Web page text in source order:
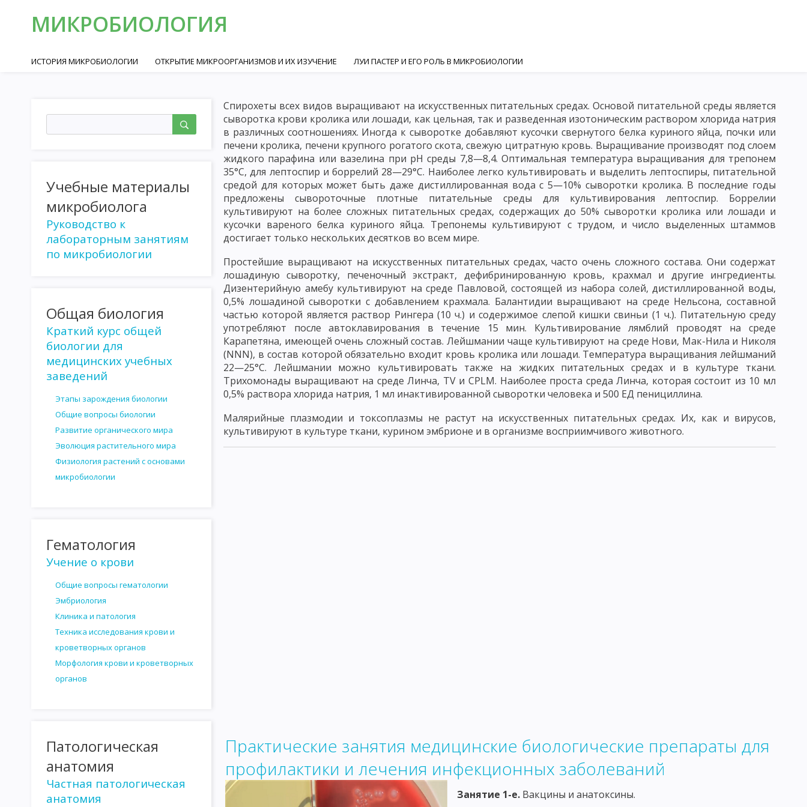
МИКРОБИОЛОГИЯ
ИСТОРИЯ МИКРОБИОЛОГИИ ОТКРЫТИЕ МИКРООРГАНИЗМОВ И ИХ ИЗУЧЕНИЕ ЛУИ ПАСТЕР И ЕГО РОЛЬ В МИКРОБИОЛОГИИ
МИКРОБИОЛОГИЯ В БОРЬБЕ С ИНФЕКЦИОННЫМИ ЗАБОЛЕВАНИЯМИ СИСТЕМАТИКА И КЛАССИФИКАЦИЯ МИКРООРГАНИЗМОВ МОРФОЛОГИЯ МИКРООРГАНИЗМОВ БАКТЕРИИ
МИКОПЛАЗМЫ СПИРОХЕТЫ РИККЕТСИИ ВИРУСЫ АКТИНОМИЦЕТЫ ГРИБЫ ПРОСТЕЙШИЕ МЕТОДЫ МИКРОСКОПИЧЕСКОГО ИССЛЕДОВАНИЯ МИКРОБОВ
МИКРОСКОПИЯ В ТЕМНОМ ПОЛЕ ФАЗО-КОНТРАСТНАЯ МИКРОСКОПИЯ ЛЮМИНЕСЦЕНТНАЯ МИКРОСКОПИЯ ЭЛЕКТРОННАЯ МИКРОСКОПИЯ
ФИЗИОЛОГИЯ МИКРООРГАНИЗМОВ ХИМИЧЕСКИЙ СОСТАВ МИКРООРГАНИЗМОВ ПИТАНИЕ И МЕТАБОЛИЗМ МИКРООРГАНИЗМОВ ФЕРМЕНТЫ
ДЫХАНИЕ ИЛИ БИОЛОГИЧЕСКОЕ ОКИСЛЕНИЕ ПИГМЕНТЫ БАКТЕРИЙ И АРОМАТИЧЕСКИЕ ВЕЩЕСТВА РОСТ И РАЗМНОЖЕНИЕ МИКРООРГАНИЗМОВ
КУЛЬТИВИРОВАНИЕ МИКРООРГАНИЗМОВ КУЛЬТИВИРОВАНИЕ БАКТЕРИЙ МЕТОДЫ КУЛЬТИВИРОВАНИЯ АНАЭРОБОВ
МЕТОД КУЛЬТИВИРОВАНИЯ И ПОЛУЧЕНИЯ ЧИСТЫХ КУЛЬТУР АЭРОБОВ
КУЛЬТИВИРОВАНИЕ РИККЕТСКИЙ И ВИРУСОВ МИКРОБИОЛОГИЧЕСКАЯ ЛАБОРАТОРИЯ
РАСПОСТРАНЕНИЕ МИКРООРГАНИЗМОВ В ПРИРОДЕ МИКРОФЛОРА ПОЧВЫ МИКРОФЛОРА ВОДЫ МИКРОФЛОРА ВОЗДУХА НОРМАЛЬНАЯ МИКРОФЛОРА ЧЕЛОВЕКА
РОЛЬ МИКРООРГАНИЗМОВ В КРУГОВОРОТЕ ВЕЩЕСТВ В ПРИРОДЕ КРУГОВОРОТ УГЛЕРОДА В ПРИРОДЕ КРУГОВОРОТ АЗОТА В ПРИРОДЕ КРУГОВОРОТ СЕРЫ, ФОСФОРА И ЖЕЛЕЗА
ВЛИЯНИЕ ФАКТОРОВ ВНЕШНЕЙ СРЕДЫ НА МИКРООРГАНИЗМЫ ДЕЙСТВИЕ ФИЗИЧЕСКИХ ФАКТОРОВ ДЕЙСТВИЕ ХИМИЧЕСКИХ ФАКТОРОВ ДЕЙСТВИЕ БИОЛОГИЧЕСКИХ ФАКТОРОВ
СТЕРИЛИЗАЦИЯ И ДЕЗИНФЕКЦИЯ АНТАГОНИЗМ МИКРОБОВ И АНТИБИОТИКИ ВАЖНЕЙШИЕ АНТИБИОТИКИ, ПОЛУЧЕННЫЕ ИЗ ГРИБОВ И АКТИНОМИЦЕТОВ
АНТИБИОТИКИ, ПОЛУЧЕННЫЕ ИЗ БАКТЕРИЙ АНТИБИОТИКИ, ВЫДЕЛЕННЫЕ ИЗ ВЫСШИХ РАСТЕНИЙ АНТИБИОТИКИ ЖИВОТНОГО ПРОИСХОЖДЕНИЯ
ОПРЕДЕЛЕНИЕ ЧУВСТВИТЕЛЬНОСТИ МИКРОБОВ К АНТИБИОТИКАМ БАКТЕРИОФАГ И БАКТЕРИОФАГИЯ МОРФОЛОГИЯ И ОСНОВНЫЕ СВОЙСТВА БАКТЕРИОФАГА
ВЗАИМОДЕЙСТВИЕ ФАГОВ И БАКТЕРИЙ ЛИЗОГЕНИЯ РАСПРОСТРАНЕНИЕ ФАГОВ В ПРИРОДЕ ПРАКТИЧЕСКОЕ ИСПОЛЬЗОВАНИЕ БАКТЕРИОФАГА
ЗНАЧЕНИЕ БАКТЕРИОФАГА КАК ФАКТОРА ИЗМЕНЧИВОСТИ БАКТЕРИЙ
РОЛЬ МАКРООРГАНИЗМА В ИНФЕКЦИОННОМ ПРОЦЕССЕ
ВИДЫ И ФОРМЫ ИММУНИТЕТА
АНТИГЕНЫ МИКРООРГАНИЗМОВ
ТЕОРИИ ИММУНИТЕТА ИСПОЛЬЗОВАНИЕ ИММУНОЛОГИЧЕСКИХ РЕАКЦИЙ ДЛЯ ДИАГНОСТИКИ ИНФЕКЦИОННЫХ ЗАБОЛЕВАНИЙ
РЕАКЦИЯ ГЕМАГГЛЮТИНАЦИИ РЕАКЦИЯ ПРЕЦИПИТАЦИИ
РЕАКЦИЯ НЕЙТРАЛИЗАЦИИ ВАКЦИНЫ И СЫВОРОТКИ. ПРИНЦИПЫ ИХ ПРИМЕНЕНИЯ
АНАФИЛАКСИЯ
ШИГГЕЛЫ ХОЛЕРНЫЕ ВИБРИОНЫ КОРИНЕБАКТЕРИИ
ВОЗБУДИТЕЛЬ ДИФТЕРИИ ВОЗБУДИТЕЛЬ ЛИСТЕРИОЗА СЕМЕЙСТВО МИКРОБАКТЕРИЙ ВОЗБУДИТЕЛЬ ТУБЕРКУЛЕЗА
Учебные материалы
микробиолога
Руководство к
лабораторным занятиям
по микробиологии
Общая биология
Краткий курс общей
биологии для
медицинских учебных
заведений
Этапы зарождения биологии
Общие вопросы биологии
Развитие органического мира
Эволюция растительного мира
Физиология растений с основами
микробиологии
Гематология
Учение о крови
Общие вопросы гематологии
Эмбриология
Клиника и патология
Техника исследования крови и
кроветворных органов
Морфология крови и кроветворных
органов
Патологическая
анатомия
Частная патологическая
анатомия
Спирохеты всех видов выращивают на искусственных питательных средах. Основой питательной среды является
сыворотка крови кролика или лошади, как цельная, так и разведенная изотоническим раствором хлорида натрия
в различных соотношениях. Иногда к сыворотке добавляют кусочки свернутого белка куриного яйца, почки или
печени кролика, печени крупного рогатого скота, свежую цитратную кровь. Выращивание производят под слоем
жидкого парафина или вазелина при рН среды 7,8—8,4. Оптимальная температура выращивания для трепонем
35°С, для лептоспир и боррелий 28—29°С. Наиболее легко культивировать и выделить лептоспиры, питательной
средой для которых может быть даже дистиллированная вода с 5—10% сыворотки кролика. В последние годы
предложены сывороточные плотные питательные среды для культивирования лептоспир. Боррелии
культивируют на более сложных питательных средах, содержащих до 50% сыворотки кролика или лошади и
кусочки вареного белка куриного яйца. Трепонемы культивируют с трудом, и число выделенных штаммов
достигает только нескольких десятков во всем мире.
Простейшие выращивают на искусственных питательных средах, часто очень сложного состава. Они содержат
лошадиную сыворотку, печеночный экстракт, дефибринированную кровь, крахмал и другие ингредиенты.
Дизентерийную амебу культивируют на среде Павловой, состоящей из набора солей, дистиллированной воды,
0,5% лошадиной сыворотки с добавлением крахмала. Балантидии выращивают на среде Нельсона, составной
частью которой является раствор Рингера (10 ч.) и содержимое слепой кишки свиньи (1 ч.). Питательную среду
употребляют после автоклавирования в течение 15 мин. Культивирование лямблий проводят на среде
Карапетяна, имеющей очень сложный состав. Лейшмании чаще культивируют на среде Нови, Мак-Нила и Николя
(NNN), в состав которой обязательно входит кровь кролика или лошади. Температура выращивания лейшманий
22—25°С. Лейшмании можно культивировать также на жидких питательных средах и в культуре ткани.
Трихомонады выращивают на среде Линча, TV и CPLM. Наиболее проста среда Линча, которая состоит из 10 мл
0,5% раствора хлорида натрия, 1 мл инактивированной сыворотки человека и 500 ЕД пенициллина.
Малярийные плазмодии и токсоплазмы не растут на искусственных питательных средах. Их, как и вирусов,
культивируют в культуре ткани, курином эмбрионе и в организме восприимчивого животного.
Практические занятия медицинские биологические препараты для
профилактики и лечения инфекционных заболеваний
Занятие 1-е. Вакцины и анатоксины.